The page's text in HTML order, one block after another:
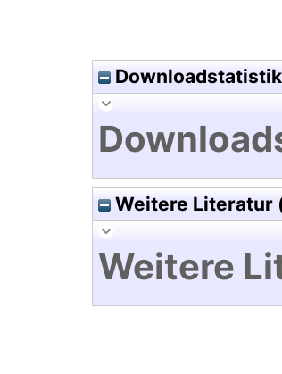
Downloadstatistik
Weitere Literatur
Weitere